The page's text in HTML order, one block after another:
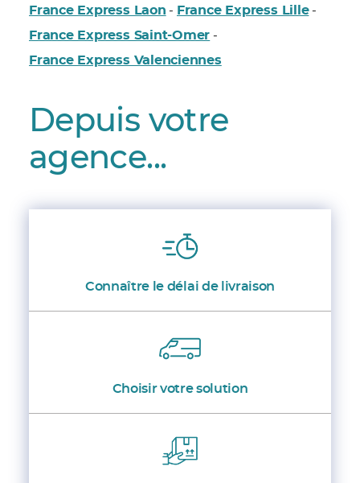
France Express Laon - France Express Lille-
France Express Saint-Omer -
France Express Valenciennes
Depuis votre
agence...
Connaître le délai de livraison
Choisir votre solution